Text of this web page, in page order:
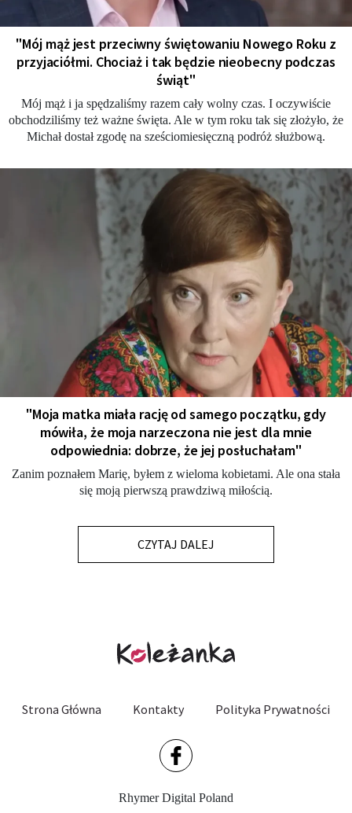
"Mój mąż jest przeciwny świętowaniu Nowego Roku z
przyjaciółmi. Chociaż i tak będzie nieobecny podczas
świąt"
Mój mąż i ja spędzaliśmy razem cały wolny czas. I oczywiście
obchodziliśmy też ważne święta. Ale w tym roku tak się złożyło, że
Michał dostał zgodę na sześciomiesięczną podróż służbową.
"Moja matka miała rację od samego początku, gdy
mówiła, że moja narzeczona nie jest dla mnie
odpowiednia: dobrze, że jej posłuchałam"
Zanim poznałem Marię, byłem z wieloma kobietami. Ale ona stała
się moją pierwszą prawdziwą miłością.
CZYTAJ DALEJ
Strona Główna Kontakty Polityka Prywatności
Rhymer Digital Poland